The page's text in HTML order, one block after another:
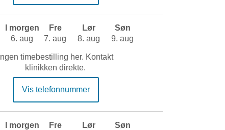
I morgen
6. aug
Fre
7. aug
Lør
8. aug
Søn
9. aug
Ingen timebestilling her. Kontakt
klinikken direkte.
Vis telefonnummer
I morgen
Fre
Lør
Søn